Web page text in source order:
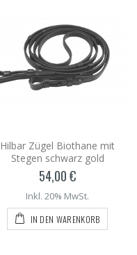
Hilbar Zügel Biothane mit
Stegen schwarz gold
54,00 €
Inkl. 20% MwSt.
IN DEN WARENKORB